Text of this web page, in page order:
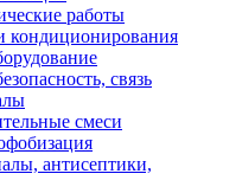
работы
кондиционирования
связь
смеси
антисептики,